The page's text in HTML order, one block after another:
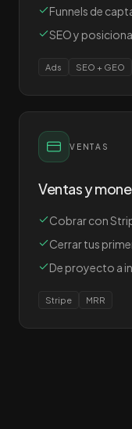
Funnels de
SEO y
Ads SEO + GEO
VENTAS
Ventas y
Cobrar con
Cerrar tus
De proyecto a
Stripe MRR